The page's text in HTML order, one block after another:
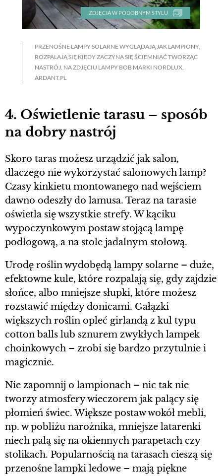
ZDJĘCIA W PODOBNYM STYLU
PRZENOŚNE LAMPY SOLARNE WYGLĄDAJĄ JAK LAMPIONY,
ROZPALAJĄ SIĘ KIEDY ZACZYNA SIĘ ŚCIEMNIAĆ TWORZĄC
NASTRÓJ. NA ZDJĘCIU LAMPY BOB MARKI NORDLUX,
ARDANT.PL
4. Oświetlenie tarasu – sposób
na dobry nastrój
Skoro taras możesz urządzić jak salon,
dlaczego nie wykorzystać salonowych lamp?
Czasy kinkietu montowanego nad wejściem
dawno odeszły do lamusa. Teraz na tarasie
oświetla się wszystkie strefy. W kąciku
wypoczynkowym postaw stojącą lampę
podłogową, a na stole jadalnym stołową.
Urodę roślin wydobędą lampy solarne – duże,
efektowne kule, które rozpalają się, gdy zajdzie
słońce, albo mniejsze słupki, które możesz
rozstawić między donicami. Gałązki
większych roślin opleć girlandą z kul typu
cotton balls lub sznurem zwykłych lampek
choinkowych – zrobi się bardzo przytulnie i
magicznie.
Nie zapomnij o lampionach – nic tak nie
tworzy atmosfery wieczorem jak palący się
płomień świec. Większe postaw wokół mebli,
np. w pobliżu narożnika, mniejsze latarenki
niech palą się na okiennych parapetach czy
stolikach. Popularnością na tarasach cieszą się
przenośne lampki ledowe – mają piękne